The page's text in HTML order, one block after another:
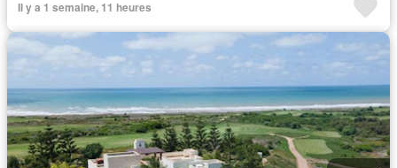
Il y a 1 semaine, 11 heures